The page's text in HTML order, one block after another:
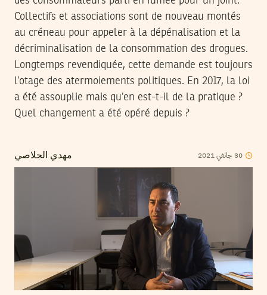
Collectifs et associations sont de nouveau montés
au créneau pour appeler à la dépénalisation et la
décriminalisation de la consommation des drogues.
Longtemps revendiquée, cette demande est toujours
l’otage des atermoiements politiques. En 2017, la loi
a été assouplie mais qu’en est-t-il de la pratique ?
Quel changement a été opéré depuis ?
مهدي الجلاصي 30 جانفي2021